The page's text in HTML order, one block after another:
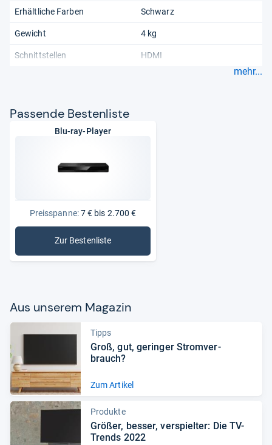
Erhältliche Farben Schwarz
Gewicht 4 kg
Schnittstellen HDMI
mehr...
Pas­sende Bes­ten­liste
Blu-ray-Player
Preisspanne:7 € bis 2.700 €
Zur Bestenliste
: Blu-ray-Player
Aus unse­rem Maga­zin
Tipps
Groß, gut, gerin­ger Strom­ver­
brauch?
Zum Artikel
Produkte
Grö­ßer, bes­ser, ver­spiel­ter: Die TV-​
Trends 2022